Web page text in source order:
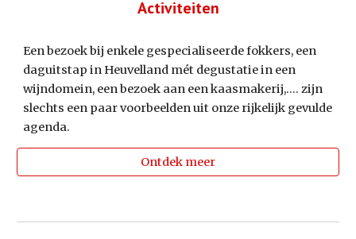
Activiteiten
Een bezoek bij enkele gespecialiseerde fokkers, een
daguitstap in Heuvelland mét degustatie in een
wijndomein, een bezoek aan een kaasmakerij,.... zijn
slechts een paar voorbeelden uit onze rijkelijk gevulde
agenda.
Ontdek meer